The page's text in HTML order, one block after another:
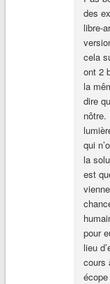
des
libre-
cela
ont 2
la
dire
nôtre.
qui
la
est
pour
lieu
cours
écope